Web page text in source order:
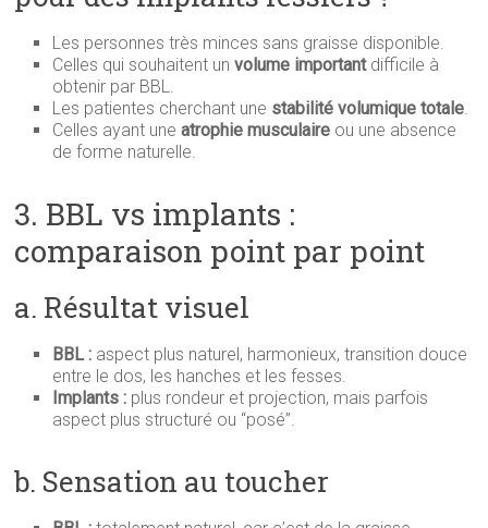
Les personnes très minces sans graisse disponible.
Celles qui souhaitent unvolume importantdifficile à
obtenir par BBL.
Les patientes cherchant une stabilité volumique totale.
Celles ayant uneatrophie musculaire ou une absence
de forme naturelle.
3. BBL vs implants :
comparaison point par point
a. Résultat visuel
BBL : aspect plus naturel, harmonieux, transition douce
entre le dos, les hanches et les fesses.
Implants : plus rondeur et projection, mais parfois
aspect plus structuré ou “posé”.
b. Sensation au toucher